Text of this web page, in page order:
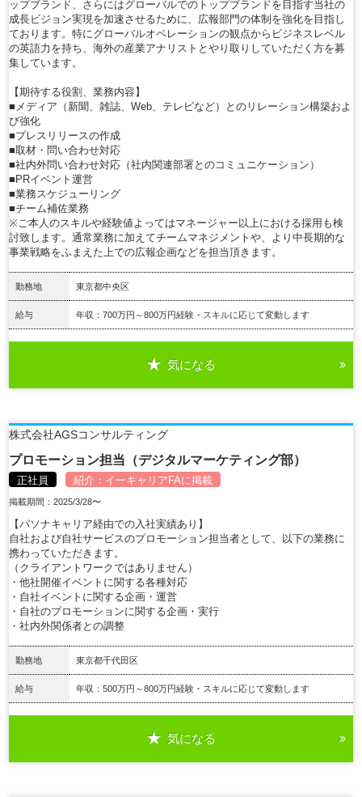
ップブランド、さらにはグローバルでのトップブランドを目指す当社の
成長ビジョン実現を加速させるために、広報部門の体制を強化を目指し
ております。特にグローバルオペレーションの観点からビジネスレベル
の英語力を持ち、海外の産業アナリストとやり取りしていただく方を募
集しています。
【期待する役割、業務内容】
■メディア（新聞、雑誌、Web、テレビなど）とのリレーション構築およ
び強化
■プレスリリースの作成
■取材・問い合わせ対応
■社内外問い合わせ対応（社内関連部署とのコミュニケーション）
■PRイベント運営
■業務スケジューリング
■チーム補佐業務
※ご本人のスキルや経験値よってはマネージャー以上における採用も検
討致します。通常業務に加えてチームマネジメントや、より中長期的な
事業戦略をふまえた上での広報企画などを担当頂きます。
勤務地 東京都中央区
給与 年収：700万円～800万円経験・スキルに応じて変動します
気になる
株式会社AGSコンサルティング
プロモーション担当（デジタルマーケティング部）
正社員 紹介： イーキャリアFAに掲載
掲載期間：2025/3/28〜
【パソナキャリア経由での入社実績あり】
自社および自社サービスのプロモーション担当者として、以下の業務に
携わっていただきます。
（クライアントワークではありません）
・他社開催イベントに関する各種対応
・自社イベントに関する企画・運営
・自社のプロモーションに関する企画・実行
・社内外関係者との調整
勤務地 東京都千代田区
給与 年収：500万円～800万円経験・スキルに応じて変動します
気になる